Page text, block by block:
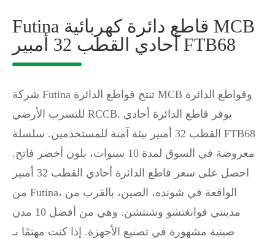
Futina قاطع دائرة كهربائية MCB
أحادي القطب 32 أمبير FTB68
شركة Futina تنتج قواطع الدائرة MCB وقواطع الدائرة
للتسرب الأرضي RCCB. يوفر قاطع الدائرة أحادي
القطب 32 أمبير بيئة آمنة للمستخدمين. سلسلة FTB68
معروضة في السوق لمدة 10 سنوات، بلون أخضر فاتح.
احصل على سعر قاطع الدائرة أحادي القطب 32 أمبير
من Futina، الواقعة في شونده، الصين، بالقرب من
مدينتي قوانغتشو وشنتشن. وهي من أفضل 10 مدن
صينية مشهورة في تصنيع الأجهزة. إذا كنت مهتمًا بـ